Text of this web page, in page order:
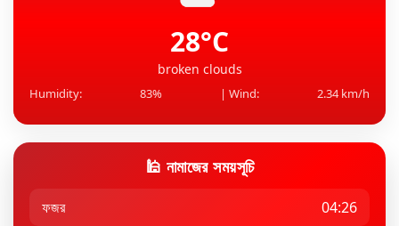
এশিয়ার তেলের বাজারের ‘ইরান-ধাক্কা’ একাই সামলে দিচ্ছে
28°C
broken clouds
Humidity: 83% | Wind: 2.34 km/h
🕌 নামাজের সময়সূচি
ফজর 04:26